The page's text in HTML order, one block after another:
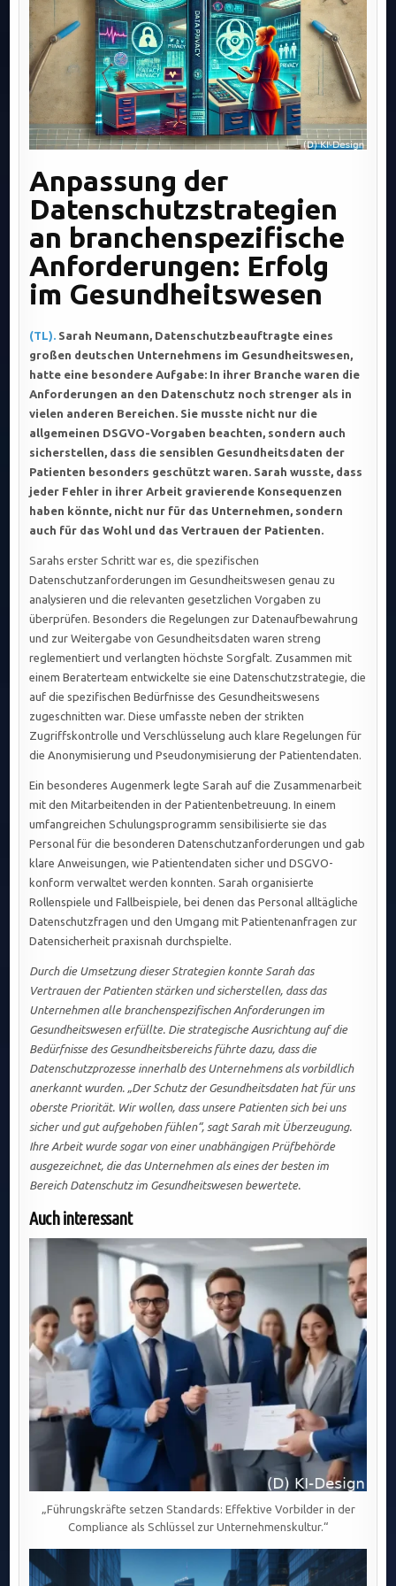
Anpassung der
Datenschutzstrategien
an branchenspezifische
Anforderungen: Erfolg
im Gesundheitswesen
(TL). Sarah Neumann, Datenschutzbeauftragte eines
großen deutschen Unternehmens im Gesundheitswesen,
hatte eine besondere Aufgabe: In ihrer Branche waren die
Anforderungen an den Datenschutz noch strenger als in
vielen anderen Bereichen. Sie musste nicht nur die
allgemeinen DSGVO-Vorgaben beachten, sondern auch
sicherstellen, dass die sensiblen Gesundheitsdaten der
Patienten besonders geschützt waren. Sarah wusste, dass
jeder Fehler in ihrer Arbeit gravierende Konsequenzen
haben könnte, nicht nur für das Unternehmen, sondern
auch für das Wohl und das Vertrauen der Patienten.
Sarahs erster Schritt war es, die spezifischen
Datenschutzanforderungen im Gesundheitswesen genau zu
analysieren und die relevanten gesetzlichen Vorgaben zu
überprüfen. Besonders die Regelungen zur Datenaufbewahrung
und zur Weitergabe von Gesundheitsdaten waren streng
reglementiert und verlangten höchste Sorgfalt. Zusammen mit
einem Beraterteam entwickelte sie eine Datenschutzstrategie, die
auf die spezifischen Bedürfnisse des Gesundheitswesens
zugeschnitten war. Diese umfasste neben der strikten
Zugriffskontrolle und Verschlüsselung auch klare Regelungen für
die Anonymisierung und Pseudonymisierung der Patientendaten.
Ein besonderes Augenmerk legte Sarah auf die Zusammenarbeit
mit den Mitarbeitenden in der Patientenbetreuung. In einem
umfangreichen Schulungsprogramm sensibilisierte sie das
Personal für die besonderen Datenschutzanforderungen und gab
klare Anweisungen, wie Patientendaten sicher und DSGVO-
konform verwaltet werden konnten. Sarah organisierte
Rollenspiele und Fallbeispiele, bei denen das Personal alltägliche
Datenschutzfragen und den Umgang mit Patientenanfragen zur
Datensicherheit praxisnah durchspielte.
Durch die Umsetzung dieser Strategien konnte Sarah das
Vertrauen der Patienten stärken und sicherstellen, dass das
Unternehmen alle branchenspezifischen Anforderungen im
Gesundheitswesen erfüllte. Die strategische Ausrichtung auf die
Bedürfnisse des Gesundheitsbereichs führte dazu, dass die
Datenschutzprozesse innerhalb des Unternehmens als vorbildlich
anerkannt wurden. „Der Schutz der Gesundheitsdaten hat für uns
oberste Priorität. Wir wollen, dass unsere Patienten sich bei uns
sicher und gut aufgehoben fühlen“, sagt Sarah mit Überzeugung.
Ihre Arbeit wurde sogar von einer unabhängigen Prüfbehörde
ausgezeichnet, die das Unternehmen als eines der besten im
Bereich Datenschutz im Gesundheitswesen bewertete.
Auch interessant
„Führungskräfte setzen Standards: Effektive Vorbilder in der
Compliance als Schlüssel zur Unternehmenskultur.“